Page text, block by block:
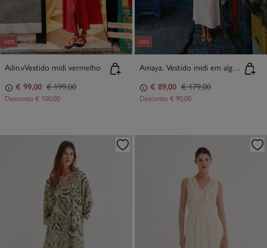
-50%
Ailin.vVestido midi vermelho
€ 99,00 € 199,00
Desconto € 100,00
-50%
Amaya. Vestido midi em algodão
€ 89,00 € 179,00
Desconto € 90,00